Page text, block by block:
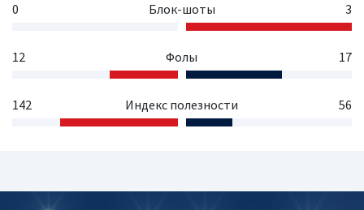
0 Блок-шоты 3
12 Фолы 17
142 Индекс полезности 56